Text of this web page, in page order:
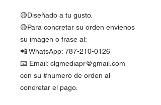
🟡Diseñado a tu gusto.
🟡Para concretar su orden envíenos
su imagen o frase al:
📲 WhatsApp: 787-210-0126
📧 Email: clgmediapr@gmail.com
con su #numero de orden al
concretar el pago.